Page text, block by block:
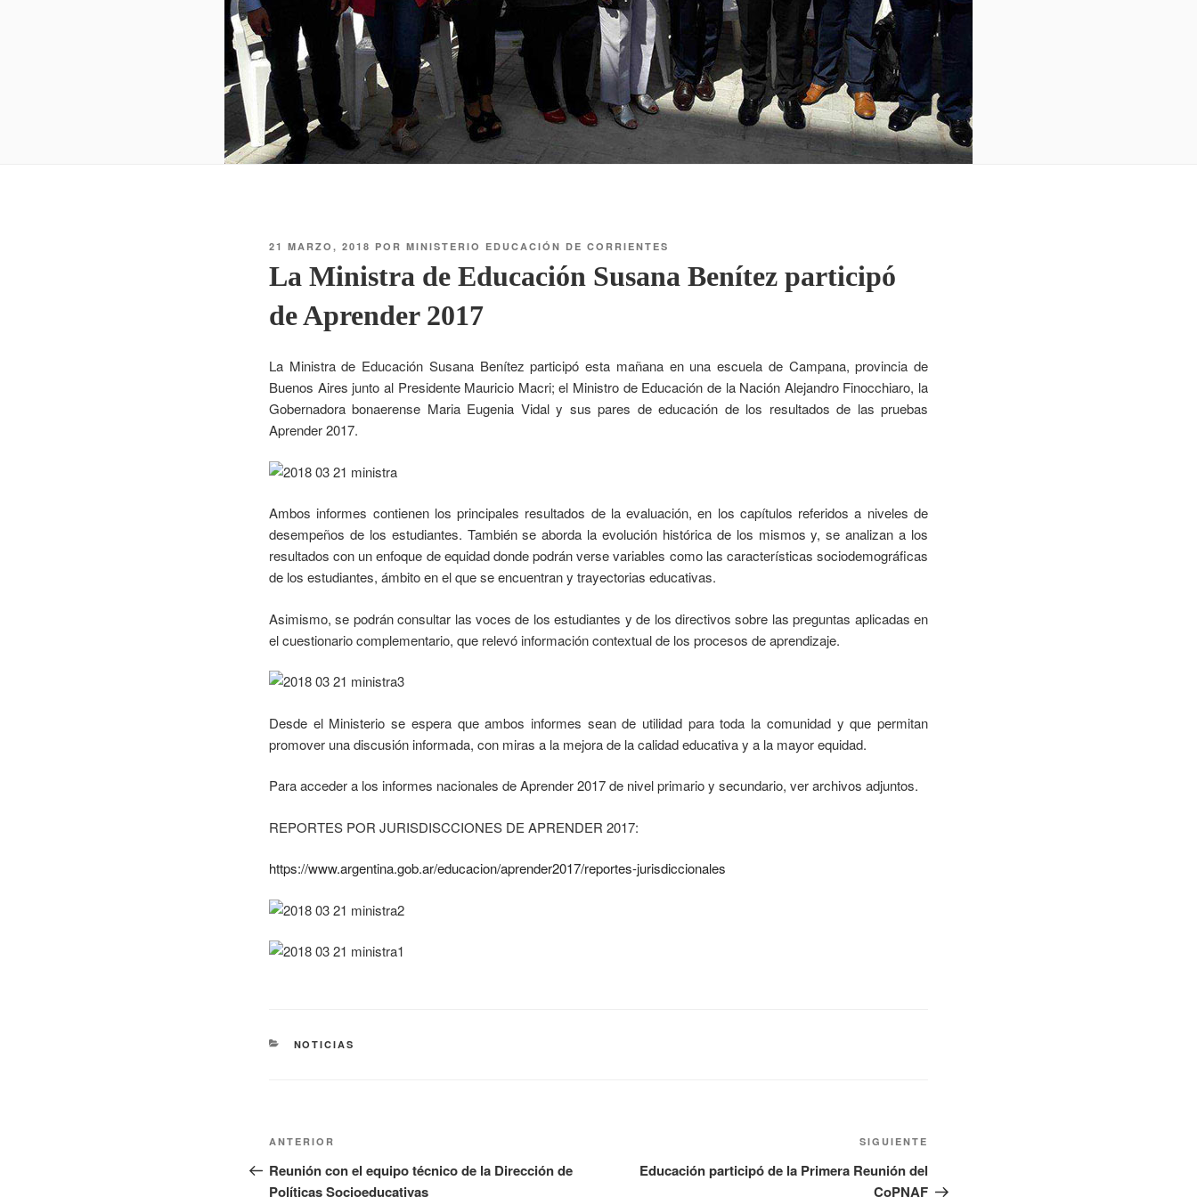
21 MARZO, 2018 POR MINISTERIO EDUCACIÓN DE CORRIENTES
La Ministra de Educación Susana Benítez participó
de Aprender 2017
La Ministra de Educación Susana Benítez participó esta mañana en una escuela de Campana, provincia de
Buenos Aires junto al Presidente Mauricio Macri; el Ministro de Educación de la Nación Alejandro Finocchiaro, la
Gobernadora bonaerense Maria Eugenia Vidal y sus pares de educación de los resultados de las pruebas
Aprender 2017.
Ambos informes contienen los principales resultados de la evaluación, en los capítulos referidos a niveles de
desempeños de los estudiantes. También se aborda la evolución histórica de los mismos y, se analizan a los
resultados con un enfoque de equidad donde podrán verse variables como las características sociodemográficas
de los estudiantes, ámbito en el que se encuentran y trayectorias educativas.
Asimismo, se podrán consultar las voces de los estudiantes y de los directivos sobre las preguntas aplicadas en
el cuestionario complementario, que relevó información contextual de los procesos de aprendizaje.
Desde el Ministerio se espera que ambos informes sean de utilidad para toda la comunidad y que permitan
promover una discusión informada, con miras a la mejora de la calidad educativa y a la mayor equidad.
Para acceder a los informes nacionales de Aprender 2017 de nivel primario y secundario, ver archivos adjuntos.
REPORTES POR JURISDISCCIONES DE APRENDER 2017:
https://www.argentina.gob.ar/educacion/aprender2017/reportes-jurisdiccionales
NOTICIAS
ANTERIOR
Reunión con el equipo técnico de la Dirección de
Políticas Socioeducativas
SIGUIENTE
Educación participó de la Primera Reunión del
CoPNAF